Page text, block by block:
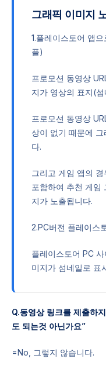
그래픽 이미지
1.플레이스토어 앱
플)
프로모션 동영상
지가 영상의 표지(
프로모션 동영상
상이 없기 때문에
다.
그리고 게임 앱의
포함하여 추천 게임
지가 노출됩니다.
2.PC버전 플레이스
플레이스토어 PC
미지가 섬네일로 표
Q.동영상 링크를 제출하
도 되는것 아닌가요”
=No, 그렇지 않습니다.